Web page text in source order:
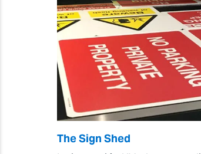
The Sign Shed